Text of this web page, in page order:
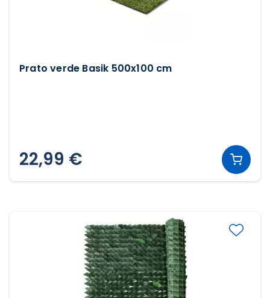
Prato verde Basik 500x100 cm
22,99 €